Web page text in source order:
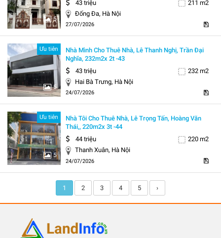
5
43 triệu
211 m2
Đống Đa, Hà Nội
27/07/2026
5
Ưu tiên
Nhà Mình Cho Thuê Nhà, Lê Thanh Nghị, Trần Đại
Nghĩa, 232m2x 2t -43
43 triệu
232 m2
Hai Bà Trưng, Hà Nội
24/07/2026
5
Ưu tiên
Nhà Tôi Cho Thuê Nhà, Lê Trọng Tấn, Hoàng Văn
Thái,, 220m2x 3t -44
44 triệu
220 m2
Thanh Xuân, Hà Nội
24/07/2026
1 2 3 4 5 ›